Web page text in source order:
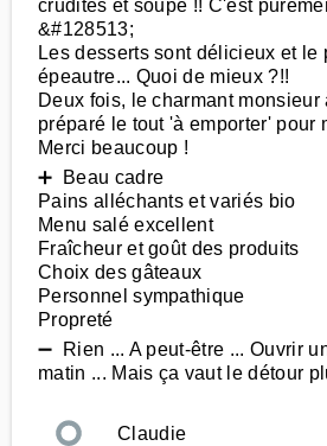
crudités et soupe !! C'est
&#128513;
Les desserts sont délicieux et le
épeautre... Quoi de mieux ?!!
Deux fois, le charmant monsieur
préparé le tout 'à emporter' pour
Merci beaucoup !
➕ Beau cadre
Pains alléchants et variés bio
Menu salé excellent
Fraîcheur et goût des produits
Choix des gâteaux
Personnel sympathique
Propreté
➖ Rien ... A peut-être ... Ouvrir
matin ... Mais ça vaut le détour
Claudie